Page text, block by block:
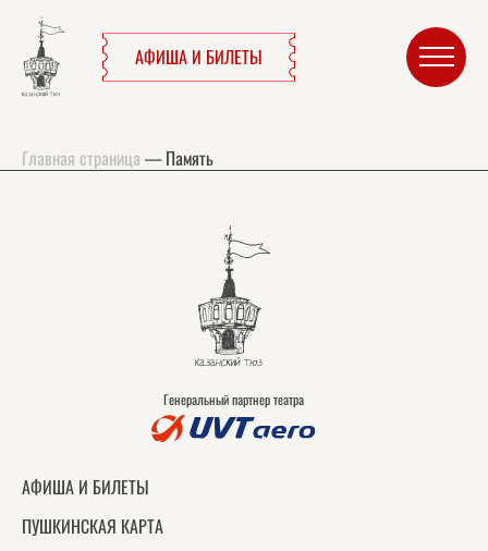
АФИША И БИЛЕТЫ
Главная страница —Память
Генеральный партнер театра
АФИША И БИЛЕТЫ
ПУШКИНСКАЯ КАРТА